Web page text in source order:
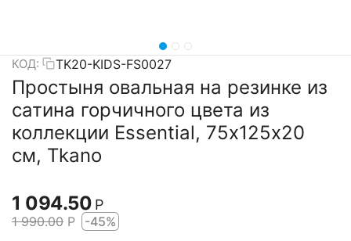
КОД: TK20-KIDS-FS0027
Простыня овальная на резинке из
сатина горчичного цвета из
коллекции Essential, 75х125х20
см, Tkano
1 094.50 Р
1 990.00 Р
-45%